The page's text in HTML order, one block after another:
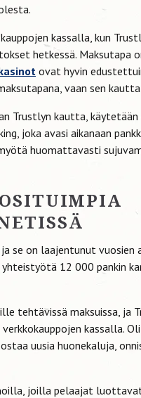
kassalla, kun
hetkessä. Maksutapa
ovat hyvin
vaan sen
Trustlyn kautta, käytetään
joka avasi aikanaan
huomattavasti
se on laajentunut vuosien
12 000 pankin
tehtävissä maksuissa, ja
kassalla.
uusia huonekaluja,
joilla pelaajat